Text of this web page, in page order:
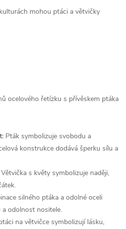
mohou ptáci a větvičky
ocelového řetízku s přívěskem ptáka
Pták symbolizuje svobodu a
konstrukce dodává šperku sílu a
Větvička s květy symbolizuje naději,
silného ptáka a odolné oceli
odolnost nositele.
na větvičce symbolizují lásku,